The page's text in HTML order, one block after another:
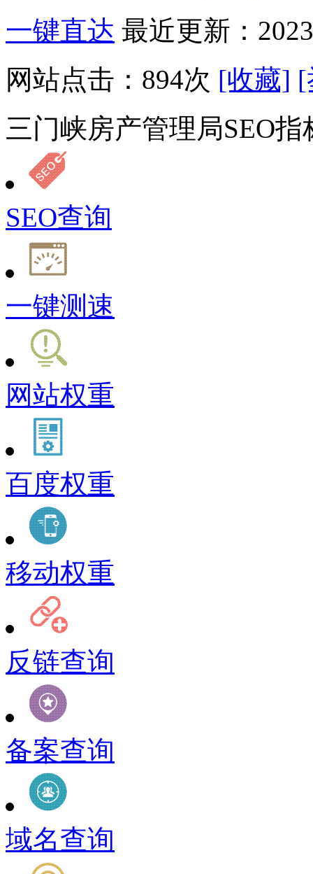
一键直达 最近更新：
网站点击： 894次 [收藏] [
三门峡房产管理局SEO指
SEO查询
一键测速
网站权重
百度权重
移动权重
反链查询
备案查询
域名查询